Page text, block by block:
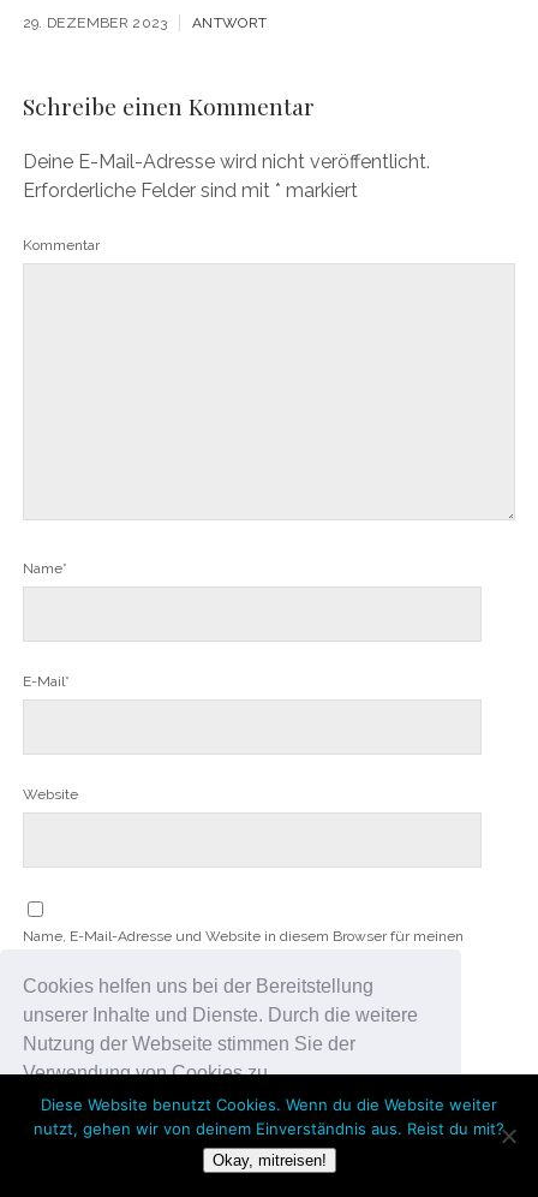
Cookies helfen uns bei der Bereitstellung
unserer Inhalte und Dienste. Durch die weitere
Nutzung der Webseite stimmen Sie der
Verwendung von Cookies zu.
Okay!
29. DEZEMBER 2023 ANTWORT
Schreibe einen Kommentar
Deine E-Mail-Adresse wird nicht veröffentlicht.
Erforderliche Felder sind mit * markiert
Kommentar
Name*
E-Mail*
Website
Name, E-Mail-Adresse und Website in diesem Browser für meinen
Benachrichtige mich über nachfolgende Kommentare via E-Mail.
Benachrichtige mich über neue Beiträge via E-Mail.
Diese Website benutzt Cookies. Wenn du die Website weiter
nutzt, gehen wir von deinem Einverständnis aus. Reist du mit?
Okay, mitreisen!